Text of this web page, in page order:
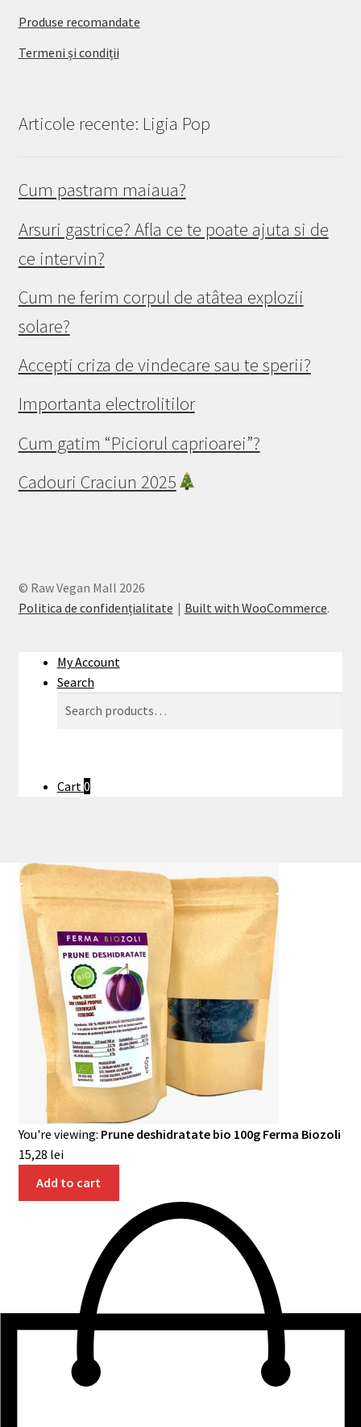
Produse recomandate
Termeni și condiții
Articole recente: Ligia Pop
Cum pastram maiaua?
Arsuri gastrice? Afla ce te poate ajuta si de
ce intervin?
Cum ne ferim corpul de atâtea explozii
solare?
Accepti criza de vindecare sau te sperii?
Importanta electrolitilor
Cum gatim “Piciorul caprioarei”?
Cadouri Craciun 2025
© Raw Vegan Mall 2026
Politica de confidențialitate
Built with WooCommerce.
My Account
Search
Cart 0
You're viewing: Prune deshidratate bio 100g Ferma Biozoli
15,28 lei
Add to cart